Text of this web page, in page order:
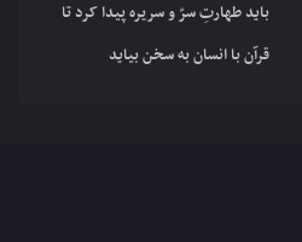
باید طهارتِ سرّ و سریره پیدا کرد تا
قرآن با انسان به سخن بیاید